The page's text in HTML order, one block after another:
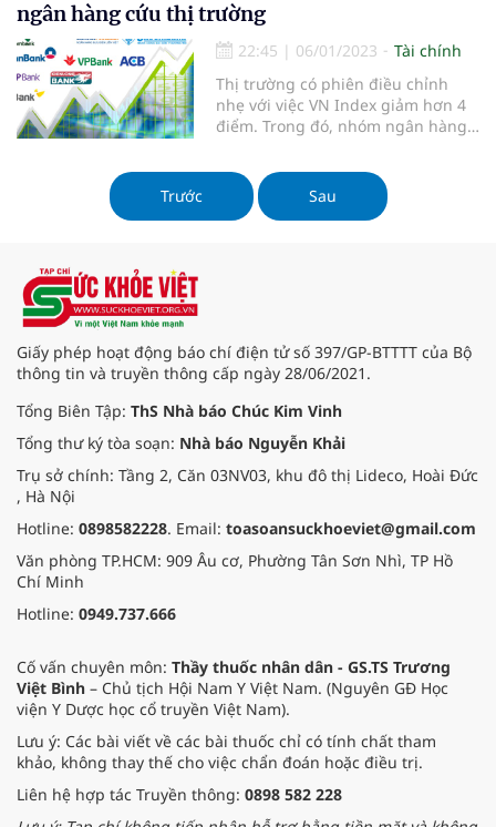
ngân hàng cứu thị trường
22:45 | 06/01/2023
Tài chính
Thị trường có phiên điều chỉnh
nhẹ với việc VN Index giảm hơn 4
điểm. Trong đó, nhóm ngân hàng
giảm sâu khi bất ngờ hút mạnh
dòng tiền và nhiều mã tăng tốt.
Nổi bật là LPB tăng hết biên độ và
Trước Sau
Giấy phép hoạt động báo chí điện tử số 397/GP-BTTTT của Bộ
thông tin và truyền thông cấp ngày 28/06/2021.
Tổng Biên Tập: ThS Nhà báo Chúc Kim Vinh
Tổng thư ký tòa soạn: Nhà báo Nguyễn Khải
Trụ sở chính: Tầng 2, Căn 03NV03, khu đô thị Lideco, Hoài Đức
, Hà Nội
Hotline: 0898582228. Email: toasoansuckhoeviet@gmail.com
Văn phòng TP.HCM: 909 Âu cơ, Phường Tân Sơn Nhì, TP Hồ
Chí Minh
Hotline: 0949.737.666
Cố vấn chuyên môn: Thầy thuốc nhân dân - GS.TS Trương
Việt Bình – Chủ tịch Hội Nam Y Việt Nam. (Nguyên GĐ Học
viện Y Dược học cổ truyền Việt Nam).
Lưu ý: Các bài viết về các bài thuốc chỉ có tính chất tham
khảo, không thay thế cho việc chẩn đoán hoặc điều trị.
Liên hệ hợp tác Truyền thông: 0898 582 228